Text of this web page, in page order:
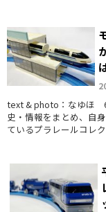
text & photo：なゆほ
史・情報をまとめ、自
ているプラレールコレ